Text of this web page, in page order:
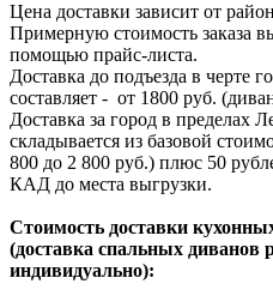
Цена доставки зависит от
Примерную стоимость заказа
помощью прайс-листа.
Доставка до подъезда в черте
составляет - от 1800 руб.
Доставка за город в пределах
складывается из базовой
800 до 2 800 руб.) плюс 50
КАД до места выгрузки.
Стоимость доставки
(доставка спальных диванов
индивидуально):